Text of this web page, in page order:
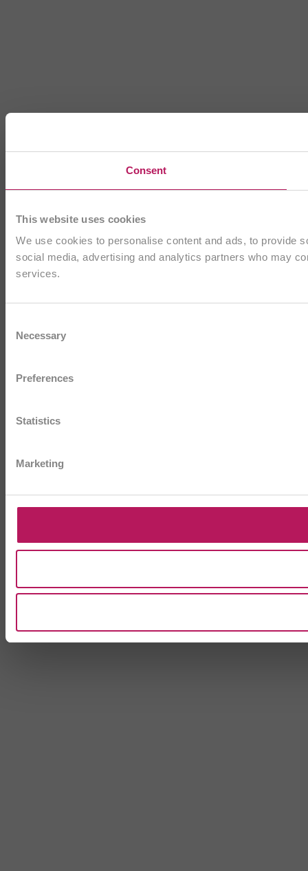
Consent
This website uses cookies
We use cookies to personalise content and ads, to provide
social media, advertising and analytics partners who may
services.
Selection
Necessary
Preferences
Statistics
Marketing